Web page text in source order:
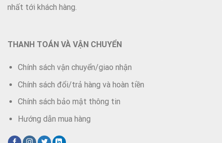
nhất tới khách hàng.
THANH TOÁN VÀ VẬN CHUYỂN
Chính sách vận chuyển/giao nhận
Chính sách đổi/trả hàng và hoàn tiền
Chính sách bảo mật thông tin
Hướng dẫn mua hàng